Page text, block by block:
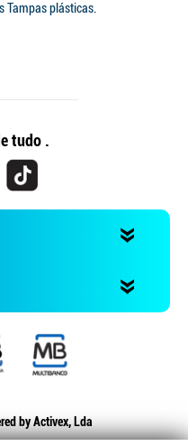
Tampas plásticas.
tudo .
byActivex, Lda